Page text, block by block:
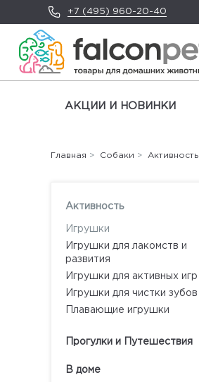
+7 (495) 960-20-40
АКЦИИ И НОВИНКИ
Активность
Игрушки
Игрушки для лакомств и
развития
Игрушки для активных игр
Игрушки для чистки зубов
Плавающие игрушки
Прогулки и Путешествия
В доме
Главная > Собаки > Активность